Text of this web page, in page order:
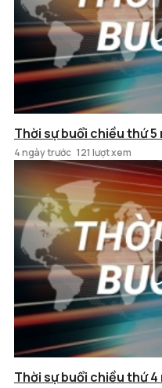
Thời sự buổi chiều thứ
4 ngày trước 121 lượt xem
Thời sự buổi chiều thứ